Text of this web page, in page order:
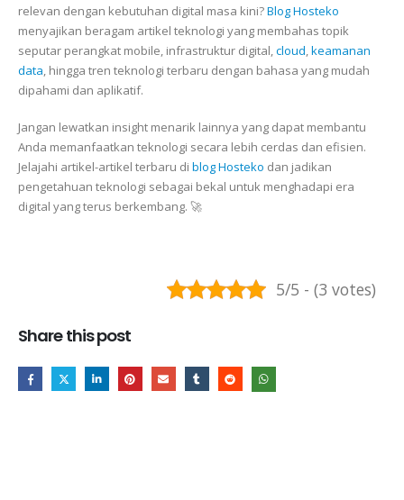
relevan dengan kebutuhan digital masa kini?Blog Hosteko
menyajikan beragam artikel teknologi yang membahas topik
seputar perangkat mobile, infrastruktur digital,cloud,keamanan
data, hingga tren teknologi terbaru dengan bahasa yang mudah
dipahami dan aplikatif.
Jangan lewatkan insight menarik lainnya yang dapat membantu
Anda memanfaatkan teknologi secara lebih cerdas dan efisien.
Jelajahi artikel-artikel terbaru di blog Hosteko dan jadikan
pengetahuan teknologi sebagai bekal untuk menghadapi era
digital yang terus berkembang. 🚀
5/5 - (3 votes)
Share this post